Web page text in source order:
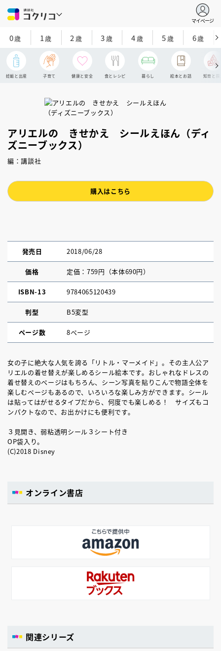
マイページ
0歳 1歳 2 歳 3歳 4歳 5歳 6歳
妊娠と出産 子育て 健康と安全 食とレシピ 暮らし 絵本とお話 知育と探
アリエルの きせかえ シールえほん（ディ
ズニーブックス）
編：講談社
購入はこちら
発売日 2018/06/28
価格 定価：759円（本体690円）
ISBN-13 9784065120439
判型 B5変型
ページ数 8ページ
女の子に絶大な人気を誇る「リトル・マーメイド」。その主人公ア
リエルの着せ替えが楽しめるシール絵本です。おしゃれなドレスの
着せ替えのページはもちろん、シーン写真を貼りこんで物語全体を
楽しむページもあるので、いろいろな楽しみ方ができます。シール
は貼ってはがせるタイプだから、何度でも楽しめる！ サイズもコ
ンパクトなので、お出かけにも便利です。
３見開き、弱粘透明シール３シート付き
OP袋入り。
(C)2018 Disney
オンライン書店
関連シリーズ